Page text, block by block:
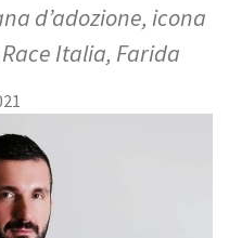
d’adozione, icona
Italia, Farida